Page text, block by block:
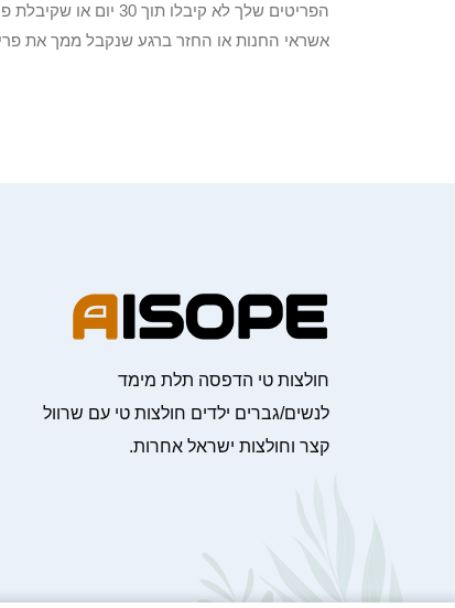
הפריטים שלך לא
אשראי החנות או החזר ברגע שנקבל ממך את
חולצות טי הדפסה תלת מימד
לנשים/גברים ילדים חולצות טי עם שרוול
קצר וחולצות ישראל אחרות.